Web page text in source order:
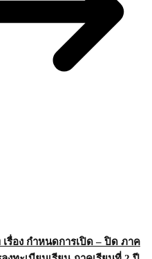
รื่อง กำหนดการเปิด – ปิด ภาค